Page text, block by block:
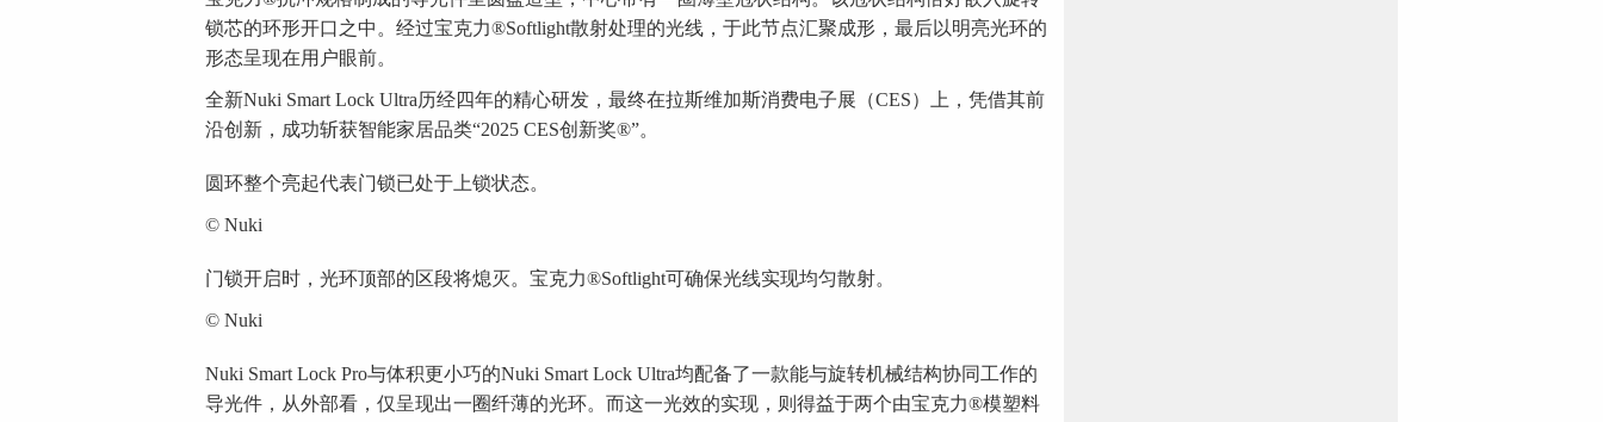
锁芯的环形开口之中。经过宝克力®Softlight散射处理的光线，于此节点汇聚成形，最后以明亮光环的
形态呈现在用户眼前。
全新Nuki Smart Lock Ultra历经四年的精心研发，最终在拉斯维加斯消费电子展（CES）上，凭借其前
沿创新，成功斩获智能家居品类“2025 CES创新奖®”。
圆环整个亮起代表门锁已处于上锁状态。
© Nuki
门锁开启时，光环顶部的区段将熄灭。宝克力®Softlight可确保光线实现均匀散射。
© Nuki
Nuki Smart Lock Pro与体积更小巧的Nuki Smart Lock Ultra均配备了一款能与旋转机械结构协同工作的
导光件，从外部看，仅呈现出一圈纤薄的光环。而这一光效的实现，则得益于两个由宝克力®模塑料